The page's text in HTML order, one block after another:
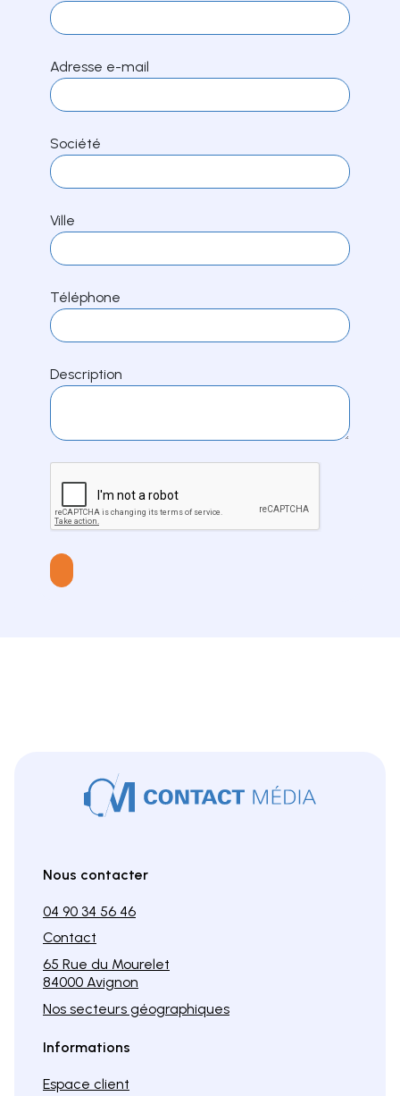
Adresse e-mail
Société
Ville
Téléphone
Description
Nous contacter
04 90 34 56 46
Contact
65 Rue du Mourelet
84000 Avignon
Nos secteurs géographiques
Informations
Espace client